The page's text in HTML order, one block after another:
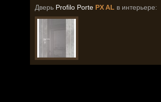
Дверь Profilo Porte PX AL в интерьере: